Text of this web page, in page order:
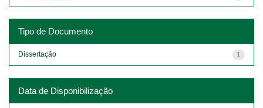
Tipo de Documento
1
Dissertação
Data de Disponibilização